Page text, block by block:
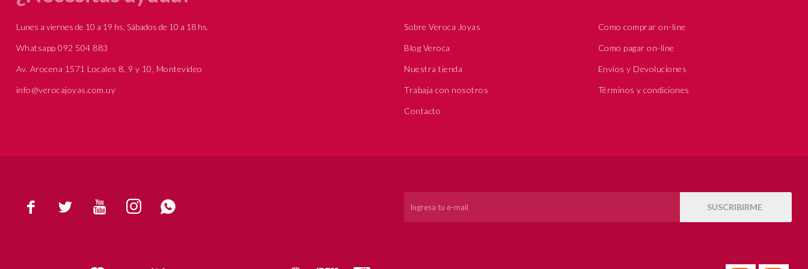
     SUSCRIBIRME
Lunes a viernes de 10 a 19 hs, Sábados de 10 a 18 hs.
Whatsapp 092 504 883
Av. Arocena 1571 Locales 8, 9 y 10, Montevideo
info@verocajoyas.com.uy
Sobre Veroca Joyas
Blog Veroca
Nuestra tienda
Trabaja con nosotros
Contacto
Como comprar on-line
Como pagar on-line
Envíos y Devoluciones
Términos y condiciones